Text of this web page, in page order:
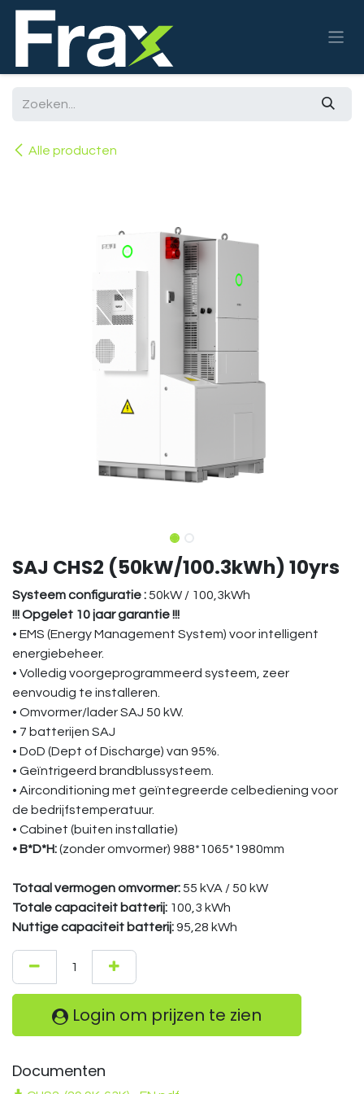
Overslaan naar inhoud
Alle producten
SAJ CHS2 (50kW/100.3kWh) 10yrs
Systeem configuratie :50kW / 100,3kWh
!!! Opgelet 10 jaar garantie !!!
• EMS (Energy Management System) voor intelligent
energiebeheer.
• Volledig voorgeprogrammeerd systeem, zeer
eenvoudig te installeren.
• Omvormer/lader SAJ 50 kW.
• 7 batterijen SAJ
• DoD (Dept of Discharge) van 95%.
• Geïntrigeerd brandblussysteem.
• Airconditioning met geïntegreerde celbediening voor
de bedrijfstemperatuur.
• Cabinet (buiten installatie)
• B*D*H:(zonder omvormer) 988*1065*1980mm
Totaal vermogen omvormer:55 kVA / 50 kW
Totale capaciteit batterij: 100,3 kWh
Nuttige capaciteit batterij:95,28 kWh
Login om prijzen te zien
Documenten